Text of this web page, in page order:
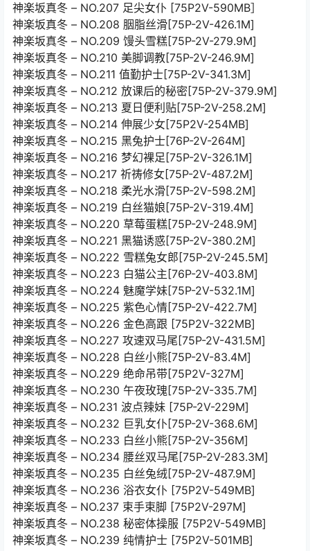
神楽坂真冬 – NO.207 足尖女仆 [75P2V-590MB］
神楽坂真冬 – NO.208 胭脂丝滑[75P-2V-426.1M]
神楽坂真冬 – NO.209 馒头雪糕[75P-2V-279.9M]
神楽坂真冬 – NO.210 美脚调教[75P-2V-246.9M]
神楽坂真冬 – NO.211 值勤护士[75P-2V-341.3M]
神楽坂真冬 – NO.212 放课后的秘密[75P-2V-379.9M]
神楽坂真冬 – NO.213 夏日便利贴[75P-2V-258.2M]
神楽坂真冬 – NO.214 伸展少女[75P2V-254MB]
神楽坂真冬 – NO.215 黑兔护士[76P-2V-264M]
神楽坂真冬 – NO.216 梦幻裸足[75P-2V-326.1M]
神楽坂真冬 – NO.217 祈祷修女[75P-2V-487.2M]
神楽坂真冬 – NO.218 柔光水滑[75P-2V-598.2M]
神楽坂真冬 – NO.219 白丝猫娘[75P-2V-319.4M]
神楽坂真冬 – NO.220 草莓蛋糕[75P-2V-248.9M]
神楽坂真冬 – NO.221 黑猫诱惑[75P-2V-380.2M]
神楽坂真冬 – NO.222 雪糕兔女郎[75P-2V-245.5M]
神楽坂真冬 – NO.223 白猫公主[76P-2V-403.8M]
神楽坂真冬 – NO.224 魅魔学妹[75P-2V-532.1M]
神楽坂真冬 – NO.225 紫色心情[75P-2V-422.7M]
神楽坂真冬 – NO.226 金色高跟 [75P2V-322MB]
神楽坂真冬 – NO.227 攻速双马尾[75P-2V-431.5M]
神楽坂真冬 – NO.228 白丝小熊[75P-2V-83.4M]
神楽坂真冬 – NO.229 绝命吊带[75P2V-327M]
神楽坂真冬 – NO.230 午夜玫瑰[75P-2V-335.7M]
神楽坂真冬 – NO.231 波点辣妹 [75P-2V-229M]
神楽坂真冬 – NO.232 巨乳女仆[75P-2V-368.6M]
神楽坂真冬 – NO.233 白丝小熊[75P-2V-356M]
神楽坂真冬 – NO.234 腰丝双马尾[75P-2V-283.3M]
神楽坂真冬 – NO.235 白丝兔绒[75P-2V-487.9M]
神楽坂真冬 – NO.236 浴衣女仆 [75P2V-549MB]
神楽坂真冬 – NO.237 束手束脚 [75P2V-297M]
神楽坂真冬 – NO.238 秘密体操服 [75P2V-549MB]
神楽坂真冬 – NO.239 纯情护士 [75P2V-501MB]